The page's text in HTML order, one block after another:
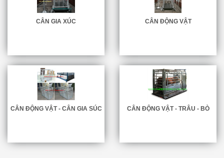
CÂN GIA XÚC CÂN ĐỘNG VẬT
CÂN ĐỘNG VẬT - CÂN GIA SÚC CÂN ĐỘNG VẬT - TRÂU - BÒ